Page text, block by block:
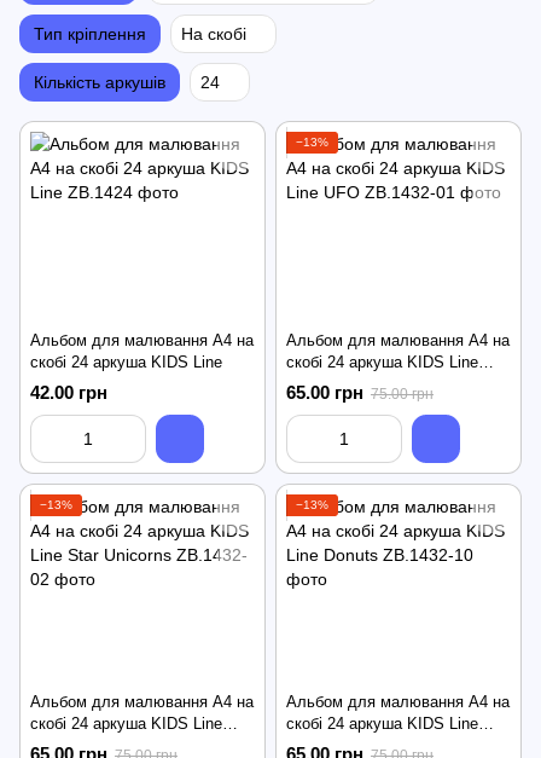
Тип кріплення На скобі
Кількість аркушів 24
Альбом для малювання А4 на
скобі 24 аркуша KIDS Line
42.00 грн
−13%
Альбом для малювання А4 на
скобі 24 аркуша KIDS Line
UFO
65.00 грн 75.00 грн
−13%
Альбом для малювання А4 на
скобі 24 аркуша KIDS Line
Star Unicorns
−13%
Альбом для малювання А4 на
скобі 24 аркуша KIDS Line
Donuts